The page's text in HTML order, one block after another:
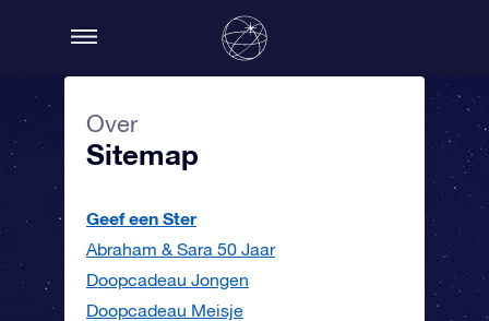
Over
Sitemap
Geef een Ster
Abraham & Sara 50 Jaar
Doopcadeau Jongen
Doopcadeau Meisje